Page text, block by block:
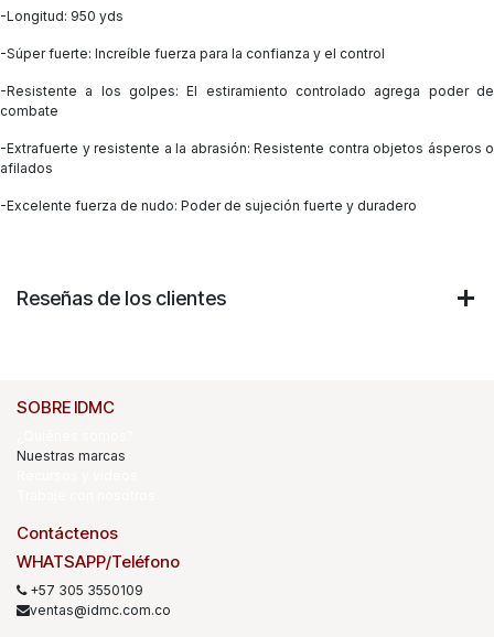
-Longitud: 950 yds
-Súper fuerte: Increíble fuerza para la confianza y el control
-Resistente a los golpes: El estiramiento controlado agrega poder de
combate
-Extrafuerte y resistente a la abrasión: Resistente contra objetos ásperos o
afilados
-Excelente fuerza de nudo: Poder de sujeción fuerte y duradero
Reseñas de los clientes
SOBRE IDMC
Nuestras marcas
Contáctenos
WHATSAPP/Teléfono
+57 305 3550109
ventas@idmc.com.co